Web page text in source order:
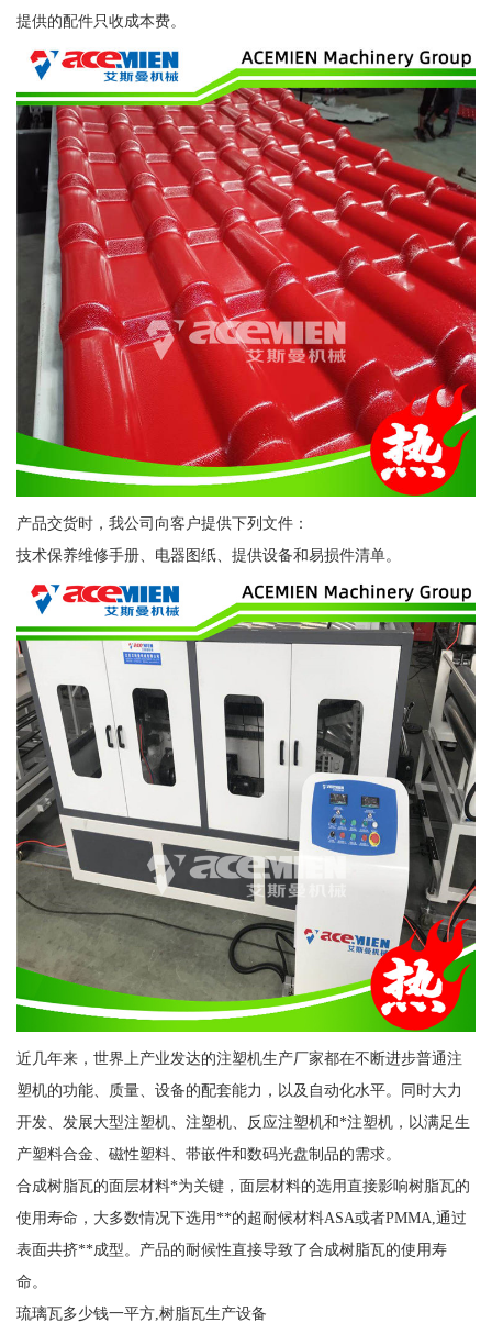
提供的配件只收成本费。
产品交货时，我公司向客户提供下列文件：
技术保养维修手册、电器图纸、提供设备和易损件清单。
近几年来，世界上产业发达的注塑机生产厂家都在不断进步普通注
塑机的功能、质量、设备的配套能力，以及自动化水平。同时大力
开发、发展大型注塑机、注塑机、反应注塑机和*注塑机，以满足生
产塑料合金、磁性塑料、带嵌件和数码光盘制品的需求。
合成树脂瓦的面层材料*为关键，面层材料的选用直接影响树脂瓦的
使用寿命，大多数情况下选用**的超耐候材料ASA或者PMMA,通过
表面共挤**成型。产品的耐候性直接导致了合成树脂瓦的使用寿
命。
琉璃瓦多少钱一平方,树脂瓦生产设备